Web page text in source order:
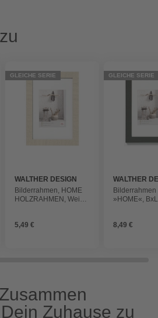
GLEICHE SERIE
WALTHER DESIGN
Bilderrahmen, HOME
HOLZRAHMEN, Weiß,
5,49 €
GLEICHE SERIE
WALTHER
Bilderrahmen
»HOME«,
8,49 €
Zuhause zu